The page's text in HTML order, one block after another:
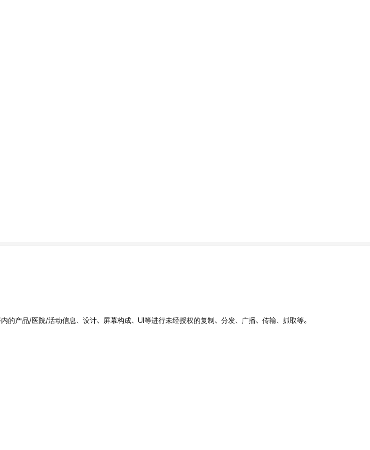
产品/医院/活动信息、设计、屏幕构成、UI等进行未经授权的复制、分发、广播、传输、抓取等。